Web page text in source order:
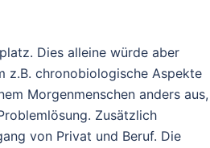
Dies alleine würde aber
z.B. chronobiologische Aspekte
Morgenmenschen anders aus,
Zusätzlich
von Privat und Beruf. Die